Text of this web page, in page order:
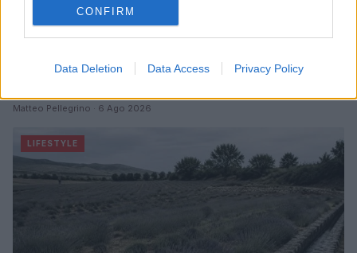
CONFIRM
Data Deletion Data Access Privacy Policy
Dove si terrà Vogue World nel 2027: la scelta di San
Matteo Pellegrino · 6 Ago 2026
LIFESTYLE